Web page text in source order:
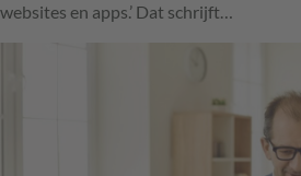
websites en apps.’ Dat schrijft…